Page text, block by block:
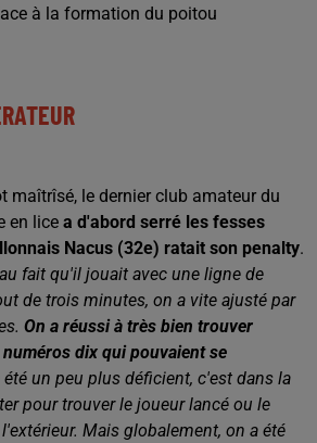
à la formation du poitou
maîtrîsé, le dernier club amateur du
en lice a d'abord serré les fesses
Nacus (32e) ratait son penalty.
fait qu'il jouait avec une ligne de
de trois minutes, on a vite ajusté par
On a réussi à très bien trouver
dix qui pouvaient se
été un peu plus déficient, c'est dans la
pour trouver le joueur lancé ou le
Mais globalement, on a été